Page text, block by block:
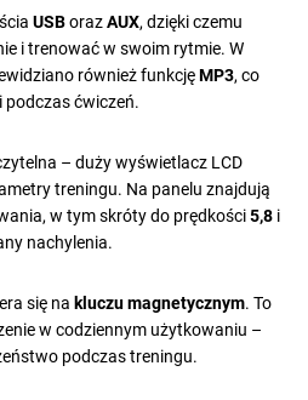
USBorazAUX, dzięki czemu
i trenować w swoim rytmie. W
również funkcjęMP3, co
ćwiczeń.
– duży wyświetlacz LCD
treningu. Na panelu znajdują
w tym skróty do prędkości5,8 i
nachylenia.
się na kluczu magnetycznym. To
w codziennym użytkowaniu –
podczas treningu.